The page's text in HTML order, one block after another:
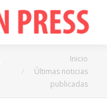
Inicio
Últimas noticias
publicadas